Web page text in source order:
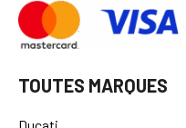
TOUTES MARQUES
Ducati